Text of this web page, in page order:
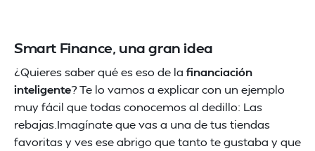
Smart Finance, una gran idea
¿Quieres saber qué es eso de la financiación
inteligente? Te lo vamos a explicar con un ejemplo
muy fácil que todas conocemos al dedillo: Las
rebajas.Imagínate que vas a una de tus tiendas
favoritas y ves ese abrigo que tanto te gustaba y que